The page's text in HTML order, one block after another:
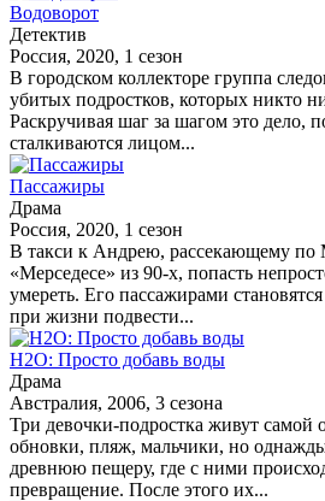
Водоворот
Детектив
Россия, 2020, 1 сезон
В городском коллекторе группа
убитых подростков, которых никто
Раскручивая шаг за шагом это дело,
сталкиваются лицом...
Пассажиры
Драма
Россия, 2020, 1 сезон
В такси к Андрею, рассекающему по
«Мерседесе» из 90-х, попасть
умереть. Его пассажирами
при жизни подвести...
H2O: Просто добавь воды
Драма
Австралия, 2006, 3 сезона
Три девочки-подростка живут
обновки, пляж, мальчики, но
древнюю пещеру, где с ними
превращение. После этого их...